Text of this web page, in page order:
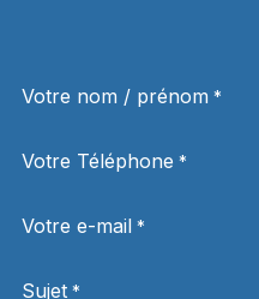
Votre nom / prénom *
Votre Téléphone *
Votre e-mail *
Sujet *